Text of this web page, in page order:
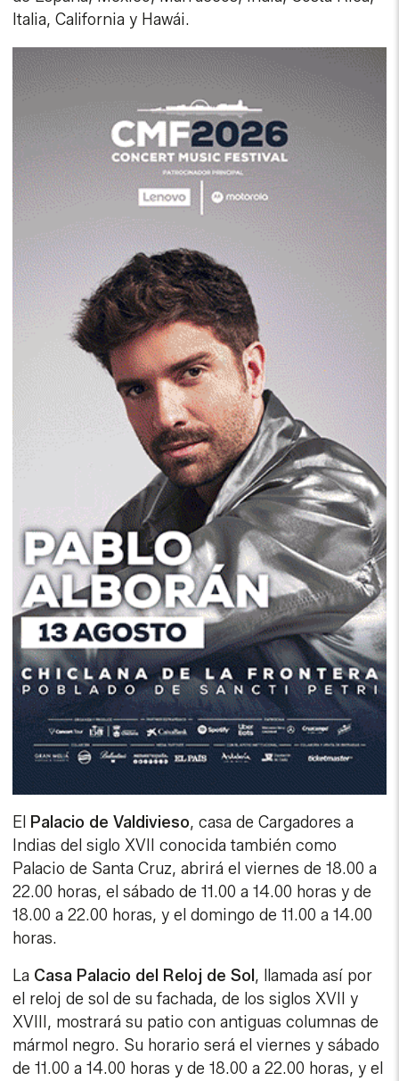
Italia, California y Hawái.
El Palacio de Valdivieso, casa de Cargadores a
Indias del siglo XVII conocida también como
Palacio de Santa Cruz, abrirá el viernes de 18.00 a
22.00 horas, el sábado de 11.00 a 14.00 horas y de
18.00 a 22.00 horas, y el domingo de 11.00 a 14.00
horas.
La Casa Palacio del Reloj de Sol , llamada así por
el reloj de sol de su fachada, de los siglos XVII y
XVIII, mostrará su patio con antiguas columnas de
mármol negro. Su horario será el viernes y sábado
de 11.00 a 14.00 horas y de 18.00 a 22.00 horas, y el